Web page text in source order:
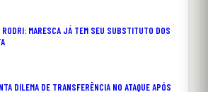
RODRI: MARESCA JÁ TEM SEU SUBSTITUTO DOS
DILEMA DE TRANSFERÊNCIA NO ATAQUE APÓS